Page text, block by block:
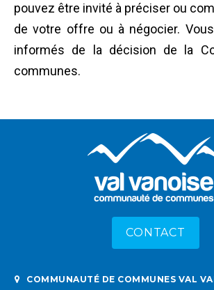
pouvez être invité à préciser ou
de votre offre ou à négocier.
informés de la décision de la
communes.
CONTACT
COMMUNAUTÉ DE COMMUNES VAL